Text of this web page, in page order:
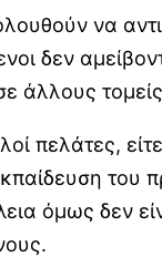
να
δεν
άλλους
πελάτες,
του
δεν